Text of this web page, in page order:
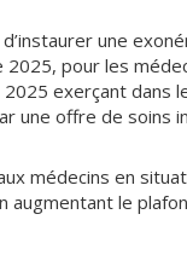
une
2025, pour les
exerçant dans
une offre de soins
médecins en
augmentant le